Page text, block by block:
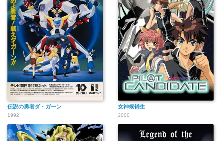
伝説の勇者ダ・ガーン
1992
女神候補生
2000